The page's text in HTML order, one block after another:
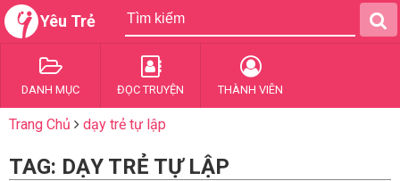
Yêu Trẻ
DANH MỤC ĐỌC TRUYỆN THÀNH VIÊN
Trang Chủ dạy trẻ tự lập
TAG: DẠY TRẺ TỰ LẬP